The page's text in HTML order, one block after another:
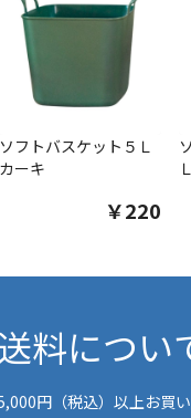
ソフトバスケット５Ｌ
カーキ
￥220
料につい
円（税込）以上お買